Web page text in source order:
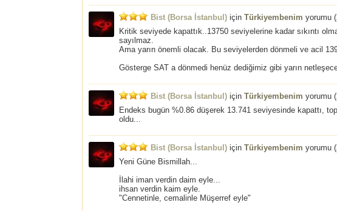
Bist (Borsa İstanbul) için Türkiyembenim yorumu (
Kritik seviyede kapattık..13750 seviyelerine kadar sıkıntı
sayılmaz.
Ama yarın önemli olacak. Bu seviyelerden dönmeli ve acil
Gösterge SAT a dönmedi henüz dediğimiz gibi yarın
Bist (Borsa İstanbul) için Türkiyembenim yorumu (
Endeks bugün %0.86 düşerek 13.741 seviyesinde kapattı,
oldu...
Bist (Borsa İstanbul) için Türkiyembenim yorumu (
Yeni Güne Bismillah...
İlahi iman verdin daim eyle...
ihsan verdin kaim eyle.
"Cennetinle, cemalinle Müşerref eyle"